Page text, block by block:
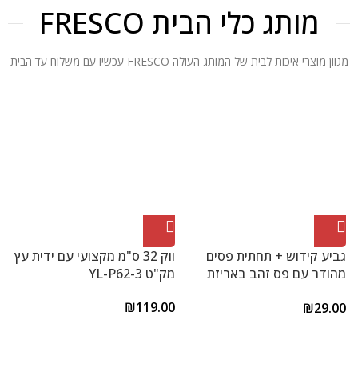
מותג כלי הבית FRESCO
מגוון מוצרי איכות לבית של המותג העולה FRESCO עכשיו עם משלוח עד הבית
גביע קידוש + תחתית פסים
מהודר עם פס זהב באריזת
₪29.00
ווק 32 ס"מ מקצועי עם ידית עץ
מק"ט YL-P62-3
₪119.00